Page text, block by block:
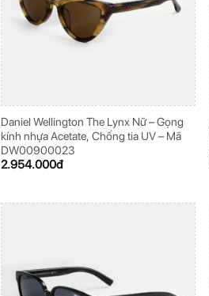
Daniel Wellington The Lynx Nữ – Gọng
kính nhựa Acetate, Chống tia UV – Mã
DW00900023
2.954.000đ